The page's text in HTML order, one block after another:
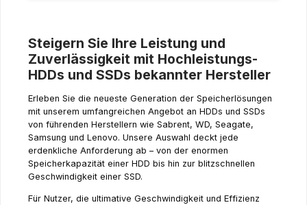
Steigern Sie Ihre Leistung und
Zuverlässigkeit mit Hochleistungs-
HDDs und SSDs bekannter Hersteller
Erleben Sie die neueste Generation der Speicherlösungen
mit unserem umfangreichen Angebot an HDDs und SSDs
von führenden Herstellern wie Sabrent, WD, Seagate,
Samsung und Lenovo. Unsere Auswahl deckt jede
erdenkliche Anforderung ab – von der enormen
Speicherkapazität einer HDD bis hin zur blitzschnellen
Geschwindigkeit einer SSD.
Für Nutzer, die ultimative Geschwindigkeit und Effizienz